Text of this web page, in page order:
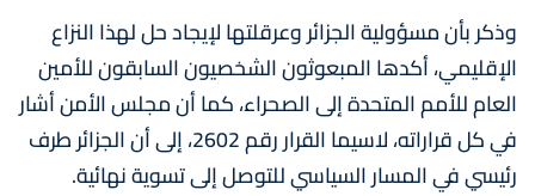
وذكر بأن مسؤولية الجزائر وعرقلتها لإيجاد حل لهذا النزاع
الإقليمي، أكدها المبعوثون الشخصيون السابقون للأمين
العام للأمم المتحدة إلى الصحراء، كما أن مجلس الأمن أشار
في كل قراراته، لاسيما القرار رقم 2602، إلى أن الجزائر طرف
رئيسي في المسار السياسي للتوصل إلى تسوية نهائية.